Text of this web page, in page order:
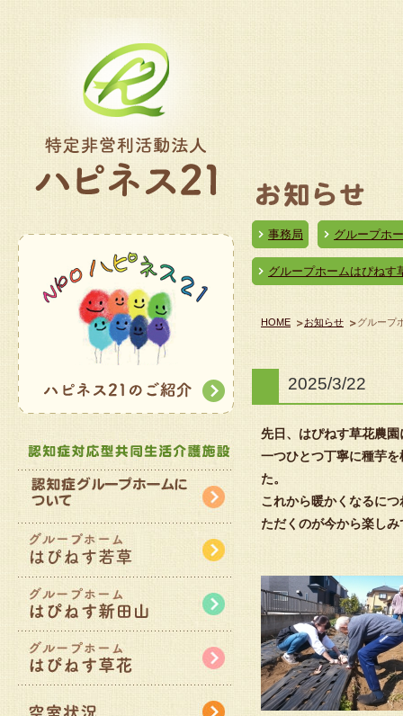
事務局 グループホ
グループホームはぴねす
HOME お知らせ グループ
2025/3/22
先日、はぴねす草花農
一つひとつ丁寧に種芋
た。
これから暖かくなるに
ただくのが今から楽しみ